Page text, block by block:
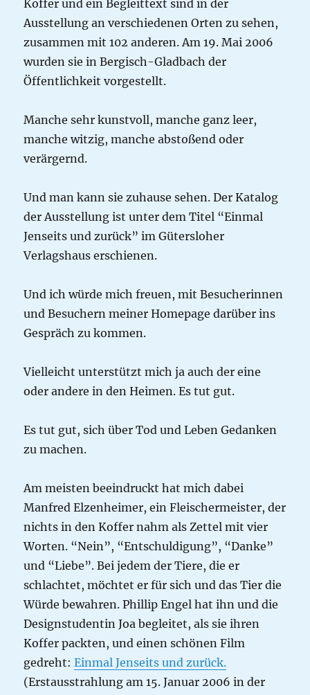
Koffer und ein Begleittext sind in der
Ausstellung an verschiedenen Orten zu sehen,
zusammen mit 102 anderen. Am 19. Mai 2006
wurden sie in Bergisch-Gladbach der
Öffentlichkeit vorgestellt.
Manche sehr kunstvoll, manche ganz leer,
manche witzig, manche abstoßend oder
verärgernd.
Und man kann sie zuhause sehen. Der Katalog
der Ausstellung ist unter dem Titel “Einmal
Jenseits und zurück” im Gütersloher
Verlagshaus erschienen.
Und ich würde mich freuen, mit Besucherinnen
und Besuchern meiner Homepage darüber ins
Gespräch zu kommen.
Vielleicht unterstützt mich ja auch der eine
oder andere in den Heimen. Es tut gut.
Es tut gut, sich über Tod und Leben Gedanken
zu machen.
Am meisten beeindruckt hat mich dabei
Manfred Elzenheimer, ein Fleischermeister, der
nichts in den Koffer nahm als Zettel mit vier
Worten. “Nein”, “Entschuldigung”, “Danke”
und “Liebe”. Bei jedem der Tiere, die er
schlachtet, möchtet er für sich und das Tier die
Würde bewahren. Phillip Engel hat ihn und die
Designstudentin Joa begleitet, als sie ihren
Koffer packten, und einen schönen Film
gedreht:Einmal Jenseits und zurück.
(Erstausstrahlung am 15. Januar 2006 in der